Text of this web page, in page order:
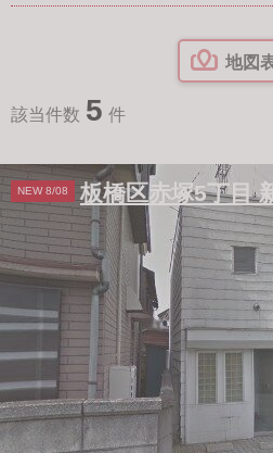
地図
該当件数 5 件
NEW 8/08 板橋区赤塚5丁目